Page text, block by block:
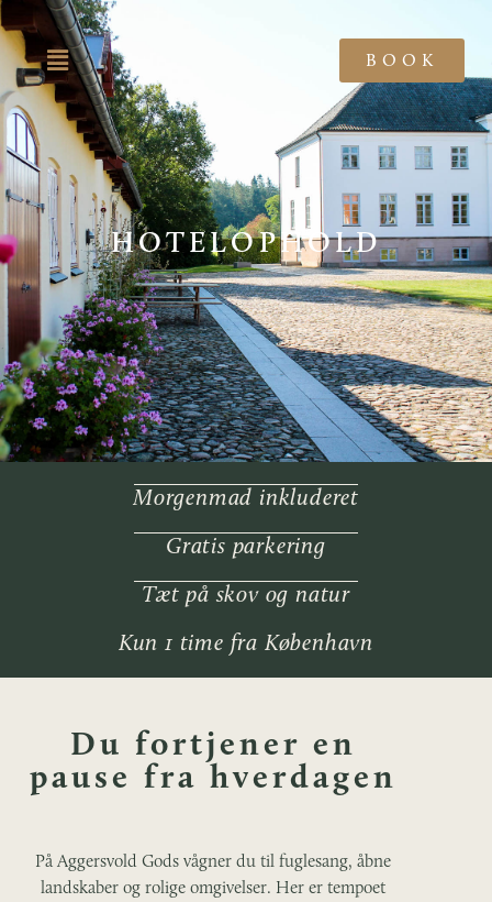
BOOK
HOTELOPHOLD
Morgenmad inkluderet
Gratis parkering
Tæt på skov og natur
Kun 1 time fra København
Du fortjener en
pause fra hverdagen
På Aggersvold Gods vågner du til fuglesang, åbne
landskaber og rolige omgivelser. Her er tempoet